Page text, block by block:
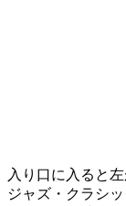
入り口に入ると
ジャズ・クラシ